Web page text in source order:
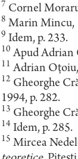
7 Cornel
8 Marin Mincu,
9 Idem, p. 233.
10 Apud Adrian
11 Adrian Oţoiu,
12 Gheorghe
1994, p. 282.
13 Gheorghe
14Idem, p. 285.
15 Mircea